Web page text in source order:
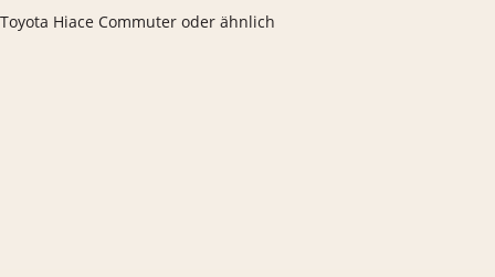
Toyota Hiace Commuter oder ähnlich